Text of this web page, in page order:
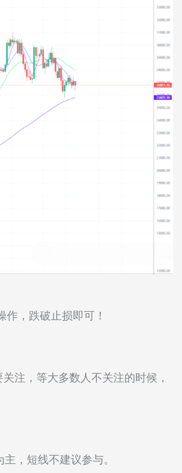
，跌破止损即可！
注，等大多数人不关注的时候，
，短线不建议参与。